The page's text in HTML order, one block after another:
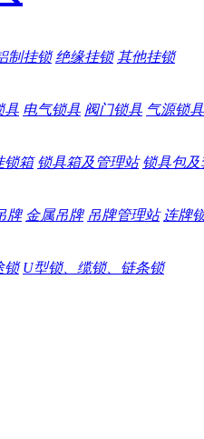
制挂锁 绝缘挂锁 其他挂锁
具 电气锁具 阀门锁具 气源锁具
锁箱 锁具箱及管理站 锁具包及
牌 金属吊牌 吊牌管理站 连牌
锁 U型锁、缆锁、链条锁